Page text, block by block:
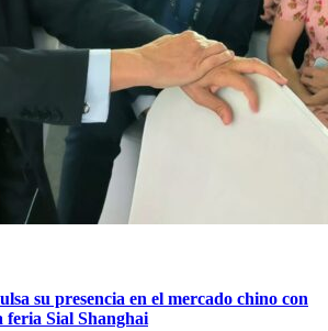
su presencia en el mercado chino con
feria Sial Shanghai